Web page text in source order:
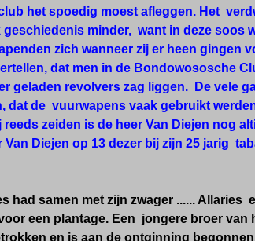
het spoedig moest afleggen. Het
geschiedenis minder, want in deze soos
zich wanneer zij er heen gingen
dat men in de Bondowososche
geladen revolvers zag liggen. De vele
dat de vuurwapens vaak gebruikt
reeds zeiden is de heer Van Diejen nog
Van Diejen op 13 dezer bij zijn 25 jarig
had samen met zijn zwager ......
een plantage. Een jongere broer van
en is aan de ontginning